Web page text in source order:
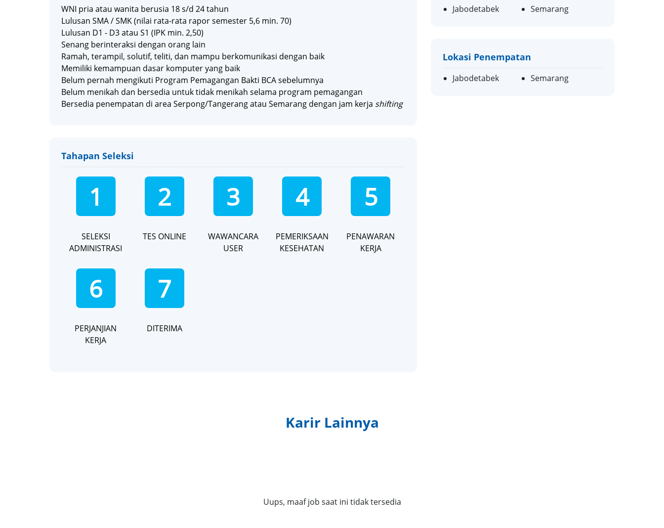
WNI pria atau wanita berusia 18 s/d 24 tahun
Lulusan SMA / SMK (nilai rata-rata rapor semester 5,6 min. 70)
Lulusan D1 - D3 atau S1 (IPK min. 2,50)
Senang berinteraksi dengan orang lain
Ramah, terampil, solutif, teliti, dan mampu berkomunikasi dengan baik
Memiliki kemampuan dasar komputer yang baik
Belum pernah mengikuti Program Pemagangan Bakti BCA sebelumnya
Belum menikah dan bersedia untuk tidak menikah selama program pemagangan
Bersedia penempatan di area Serpong/Tangerang atau Semarang dengan jam kerja shifting
Tahapan Seleksi
1
SELEKSI
ADMINISTRASI
2
TES ONLINE
3
WAWANCARA
USER
4
PEMERIKSAAN
KESEHATAN
5
PENAWARAN
KERJA
6
PERJANJIAN
KERJA
7
DITERIMA
Jabodetabek Semarang
Lokasi Penempatan
Jabodetabek Semarang
Karir Lainnya
Uups, maaf job saat ini tidak tersedia